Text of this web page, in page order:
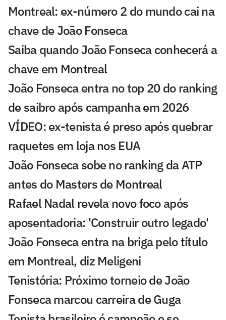
Montreal: ex-número 2 do mundo cai na
chave de João Fonseca
Saiba quando João Fonseca conhecerá a
chave em Montreal
João Fonseca entra no top 20 do ranking
de saibro após campanha em 2026
VÍDEO: ex-tenista é preso após quebrar
raquetes em loja nos EUA
João Fonseca sobe no ranking da ATP
antes do Masters de Montreal
Rafael Nadal revela novo foco após
aposentadoria: 'Construir outro legado'
João Fonseca entra na briga pelo título
em Montreal, diz Meligeni
Tenistória: Próximo torneio de João
Fonseca marcou carreira de Guga